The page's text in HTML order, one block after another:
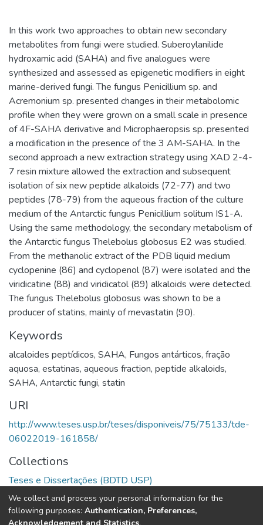
In this work two approaches to obtain new secondary
metabolites from fungi were studied. Suberoylanilide
hydroxamic acid (SAHA) and five analogues were
synthesized and assessed as epigenetic modifiers in eight
marine-derived fungi. The fungus Penicillium sp. and
Acremonium sp. presented changes in their metabolomic
profile when they were grown on a small scale in presence
of 4F-SAHA derivative and Microphaeropsis sp. presented
a modification in the presence of the 3 AM-SAHA. In the
second approach a new extraction strategy using XAD 2-4-
7 resin mixture allowed the extraction and subsequent
isolation of six new peptide alkaloids (72-77) and two
peptides (78-79) from the aqueous fraction of the culture
medium of the Antarctic fungus Penicillium solitum IS1-A.
Using the same methodology, the secondary metabolism of
the Antarctic fungus Thelebolus globosus E2 was studied.
From the methanolic extract of the PDB liquid medium
cyclopenine (86) and cyclopenol (87) were isolated and the
viridicatine (88) and viridicatol (89) alkaloids were detected.
The fungus Thelebolus globosus was shown to be a
producer of statins, mainly of mevastatin (90).
Keywords
alcaloides peptídicos, SAHA, Fungos antárticos, fração
aquosa, estatinas, aqueous fraction, peptide alkaloids,
SAHA, Antarctic fungi, statin
URI
http://www.teses.usp.br/teses/disponiveis/75/75133/tde-
06022019-161858/
Collections
Teses e Dissertações (BDTD USP)
Full item page
We collect and process your personal information for the
following purposes: Authentication, Preferences,